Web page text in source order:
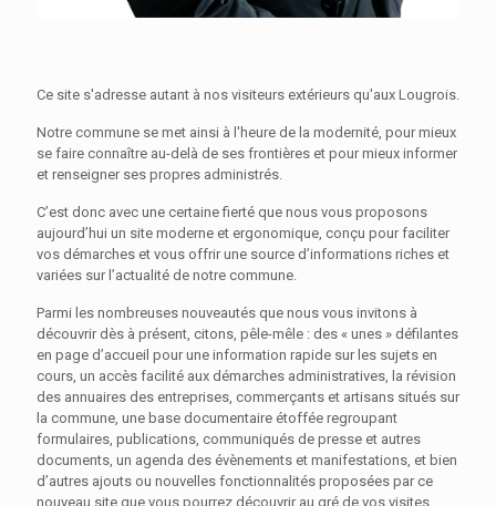
Ce site s'adresse autant à nos visiteurs extérieurs qu'aux Lougrois.
Notre commune se met ainsi à l'heure de la modernité, pour mieux
se faire connaître au-delà de ses frontières et pour mieux informer
et renseigner ses propres administrés.
C’est donc avec une certaine fierté que nous vous proposons
aujourd’hui un site moderne et ergonomique, conçu pour faciliter
vos démarches et vous offrir une source d’informations riches et
variées sur l’actualité de notre commune.
Parmi les nombreuses nouveautés que nous vous invitons à
découvrir dès à présent, citons, pêle-mêle : des « unes » défilantes
en page d’accueil pour une information rapide sur les sujets en
cours, un accès facilité aux démarches administratives, la révision
des annuaires des entreprises, commerçants et artisans situés sur
la commune, une base documentaire étoffée regroupant
formulaires, publications, communiqués de presse et autres
documents, un agenda des évènements et manifestations, et bien
d’autres ajouts ou nouvelles fonctionnalités proposées par ce
nouveau site que vous pourrez découvrir au gré de vos visites.